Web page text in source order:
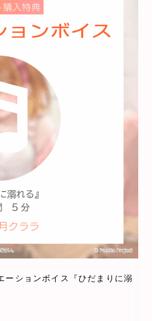
ションボイス『ひだまりに溺